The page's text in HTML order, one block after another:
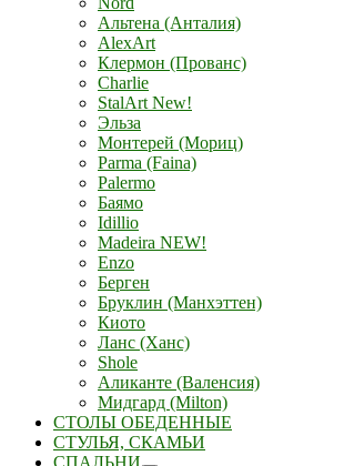
Альтена (Анталия)
AlexArt
Клермон (Прованс)
Charlie
StalArt New!
Эльза
Монтерей (Мориц)
Parma (Faina)
Palermo
Баямо
Idillio
Madeira NEW!
Enzo
Берген
Бруклин (Манхэттен)
Киото
Ланс (Ханс)
Shole
Аликанте (Валенсия)
Мидгард (Milton)
СТОЛЫ ОБЕДЕННЫЕ
СТУЛЬЯ, СКАМЬИ
СПАЛЬНИ